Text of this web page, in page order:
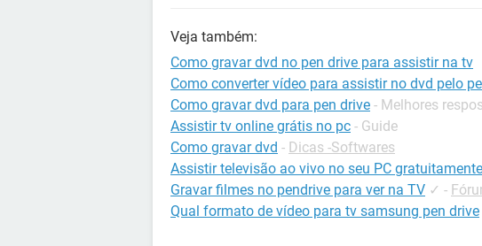
Veja também:
Como gravar dvd no pen drive para assistir na tv
Como converter vídeo para assistir no dvd pelo
Como gravar dvd para pen drive - Melhores
Assistir tv online grátis no pc - Guide
Como gravar dvd - Dicas -Softwares
Assistir televisão ao vivo no seu PC gratuitamente
Gravar filmes no pendrive para ver na TV ✓ -
Qual formato de vídeo para tv samsung pen drive